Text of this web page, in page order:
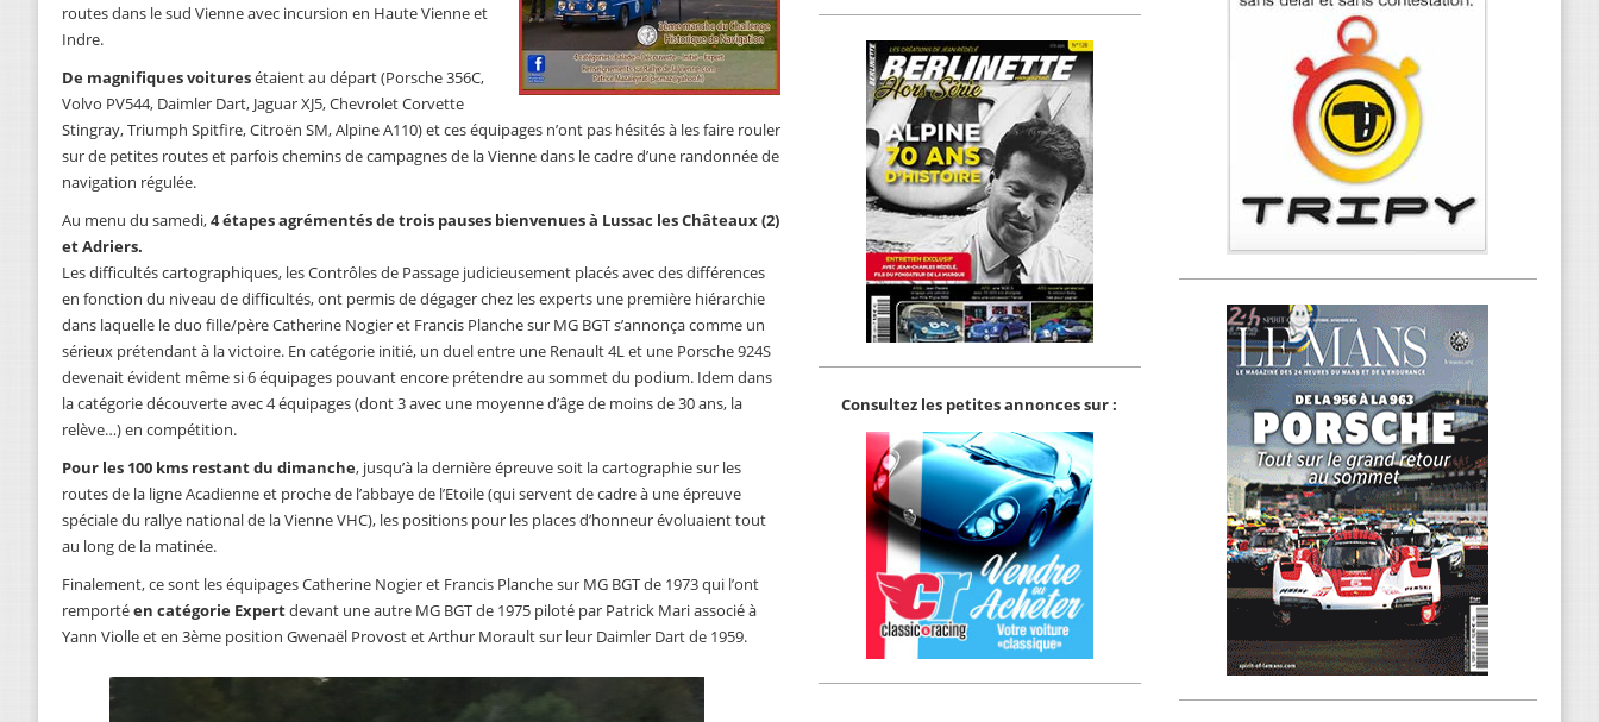
routes dans le sud Vienne avec incursion en Haute Vienne et
Indre.
De magnifiques voituresétaient au départ (Porsche 356C,
Volvo PV544, Daimler Dart, Jaguar XJ5, Chevrolet Corvette
Stingray, Triumph Spitfire, Citroën SM, Alpine A110) et ces équipages n’ont pas hésités à les faire rouler
sur de petites routes et parfois chemins de campagnes de la Vienne dans le cadre d’une randonnée de
navigation régulée.
Au menu du samedi,4 étapes agrémentés de trois pauses bienvenues à Lussac les Châteaux (2)
et Adriers.
Les difficultés cartographiques, les Contrôles de Passage judicieusement placés avec des différences
en fonction du niveau de difficultés, ont permis de dégager chez les experts une première hiérarchie
dans laquelle le duo fille/père Catherine Nogier et Francis Planche sur MG BGT s’annonça comme un
sérieux prétendant à la victoire. En catégorie initié, un duel entre une Renault 4L et une Porsche 924S
devenait évident même si 6 équipages pouvant encore prétendre au sommet du podium. Idem dans
la catégorie découverte avec 4 équipages (dont 3 avec une moyenne d’âge de moins de 30 ans, la
relève…) en compétition.
Pour les 100 kms restant du dimanche, jusqu’à la dernière épreuve soit la cartographie sur les
routes de la ligne Acadienne et proche de l’abbaye de l’Etoile (qui servent de cadre à une épreuve
spéciale du rallye national de la Vienne VHC), les positions pour les places d’honneur évoluaient tout
au long de la matinée.
Finalement, ce sont les équipages Catherine Nogier et Francis Planche sur MG BGT de 1973 qui l’ont
remportéen catégorie Expertdevant une autre MG BGT de 1975 piloté par Patrick Mari associé à
Yann Violle et en 3ème position Gwenaël Provost et Arthur Morault sur leur Daimler Dart de 1959.
Consultez les petites annonces sur :